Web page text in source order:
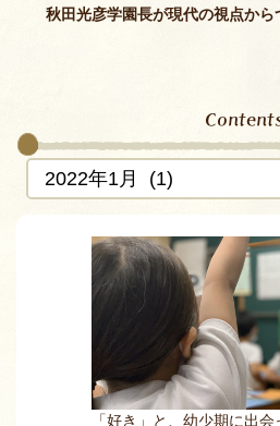
秋田光彦学園長が現代の視点から
「好き」と、幼少期に出会